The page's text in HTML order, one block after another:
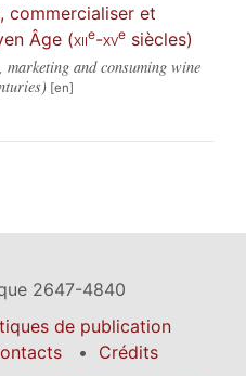
commercialiser et
Âge (xiie-xve siècles)
and consuming wine
2647-4840
de publication
Crédits